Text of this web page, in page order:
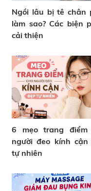
Ngồi lâu bị tê chân
làm sao? Các biện
cải thiện
6 mẹo trang điểm
người đeo kính cận
tự nhiên